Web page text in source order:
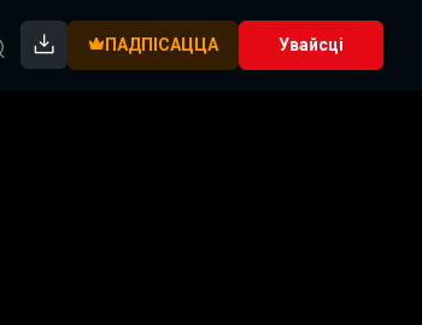
ПАДПІСАЦЦА Увайсці